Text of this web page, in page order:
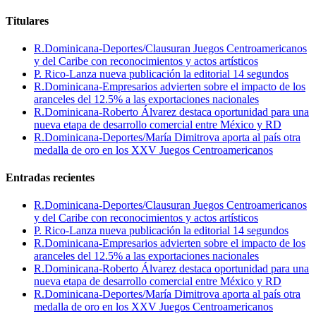
Titulares
R.Dominicana-Deportes/Clausuran Juegos Centroamericanos
y del Caribe con reconocimientos y actos artísticos
P. Rico-Lanza nueva publicación la editorial 14 segundos
R.Dominicana-Empresarios advierten sobre el impacto de los
aranceles del 12.5% a las exportaciones nacionales
R.Dominicana-Roberto Álvarez destaca oportunidad para una
nueva etapa de desarrollo comercial entre México y RD
R.Dominicana-Deportes/María Dimitrova aporta al país otra
medalla de oro en los XXV Juegos Centroamericanos
Entradas recientes
R.Dominicana-Deportes/Clausuran Juegos Centroamericanos
y del Caribe con reconocimientos y actos artísticos
P. Rico-Lanza nueva publicación la editorial 14 segundos
R.Dominicana-Empresarios advierten sobre el impacto de los
aranceles del 12.5% a las exportaciones nacionales
R.Dominicana-Roberto Álvarez destaca oportunidad para una
nueva etapa de desarrollo comercial entre México y RD
R.Dominicana-Deportes/María Dimitrova aporta al país otra
medalla de oro en los XXV Juegos Centroamericanos